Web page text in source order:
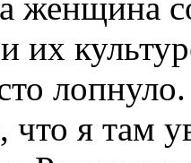
их
что я там